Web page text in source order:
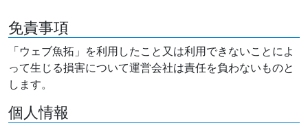
免責事項
「ウェブ魚拓」を利用したこと又は利用できないことによ
って生じる損害について運営会社は責任を負わないものと
します。
個人情報